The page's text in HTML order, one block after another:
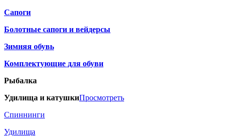
Сапоги
Болотные сапоги и вейдерсы
Зимняя обувь
Комплектующие для обуви
Рыбалка
Удилища и катушкиПросмотреть
Спиннинги
Удилища